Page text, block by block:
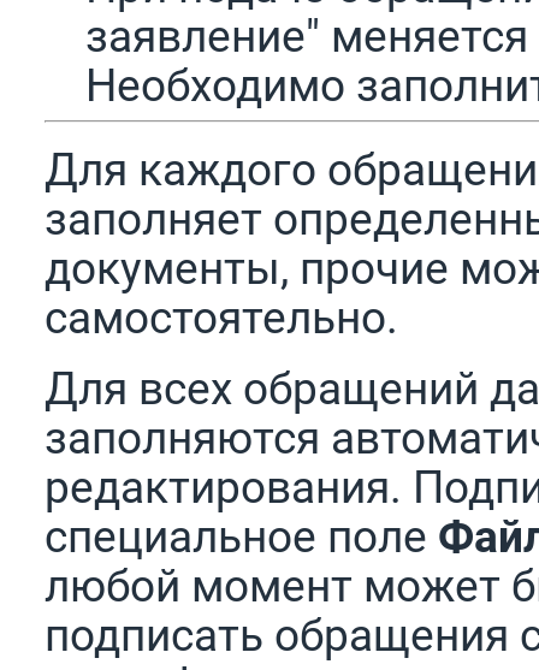
заявление"
Необходимо
Для каждого
заполняет
документы, прочие
самостоятельно.
Для всех обращений
заполняются
редактирования.
специальное поле
любой момент может
подписать